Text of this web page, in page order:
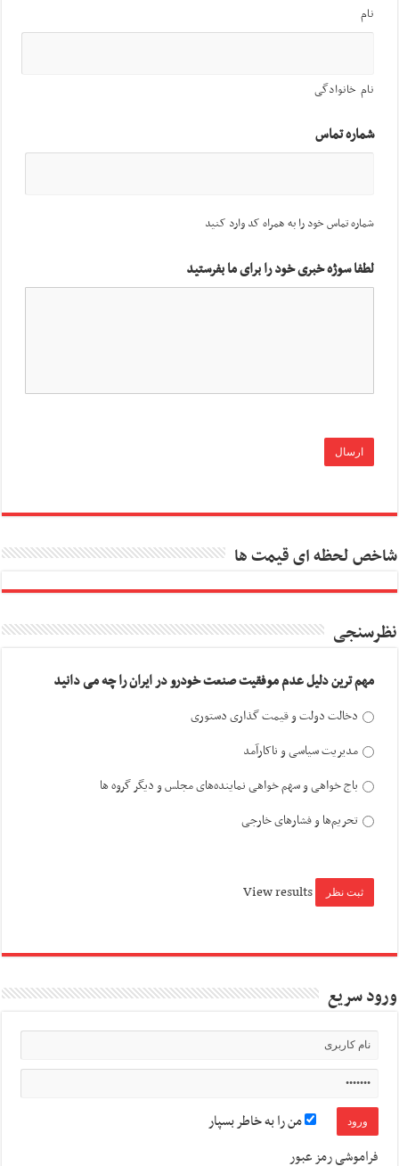
نام
نام خانوادگی
شماره تماس
شماره تماس خود را به همراه کد وارد کنید
لطفا سوژه خبری خود را برای ما بفرستید
شاخص لحظه ای قیمت ها
نظرسنجی
مهم ترین دلیل عدم موفقیت صنعت خودرو در ایران را چه می دانید
دخالت دولت و قیمت گذاری دستوری
مدیریت سیاسی و ناکارآمد
باج خواهی و سهم خواهی نماینده‌های مجلس و دیگر گروه ها
تحریم‌ها و فشارهای خارجی
View results
ورود سریع
من را به خاطر بسپار
فراموشی رمز عبور